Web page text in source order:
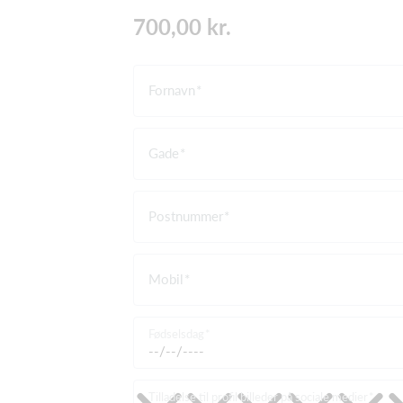
700,00 kr.
Fornavn
Gade
Postnummer
Mobil
Tilladelse til profil billeder på sociale medier